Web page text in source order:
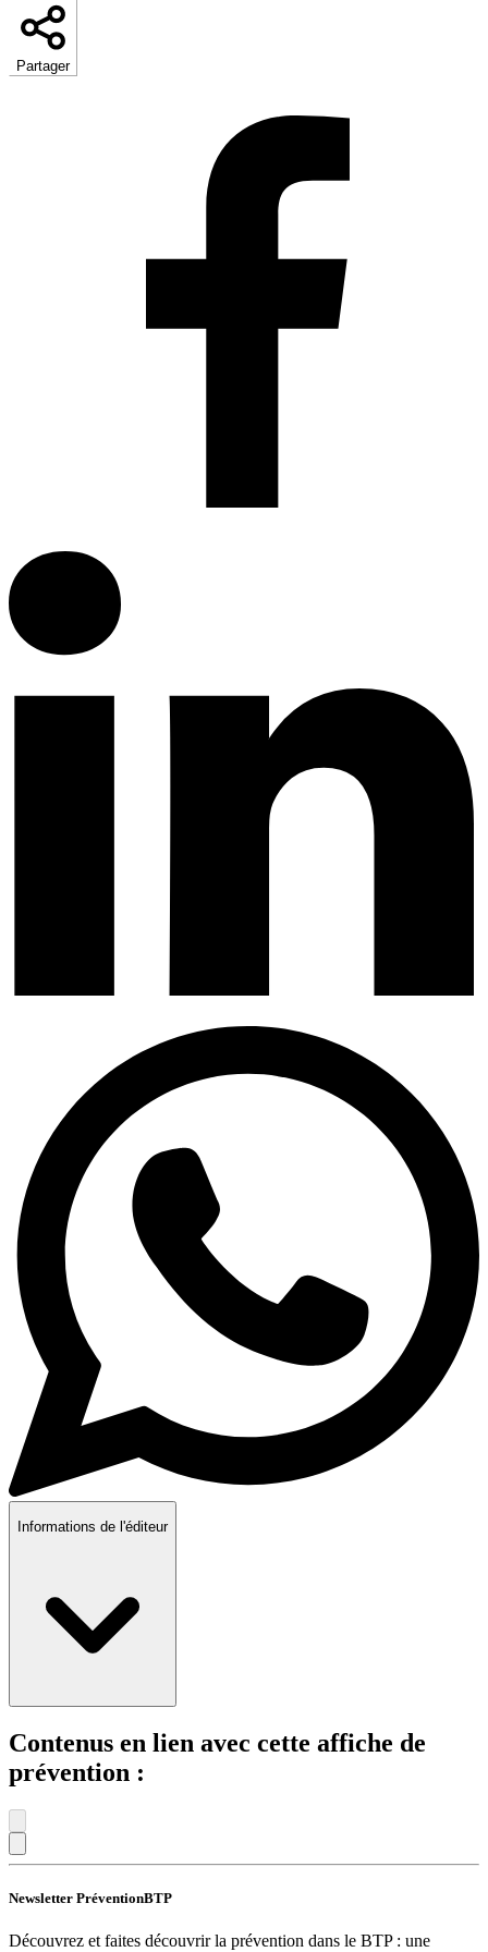
Partager
Informations de l'éditeur
Contenus en lien avec cette affiche de
prévention :
Newsletter PréventionBTP
Découvrez et faites découvrir la prévention dans le BTP : une